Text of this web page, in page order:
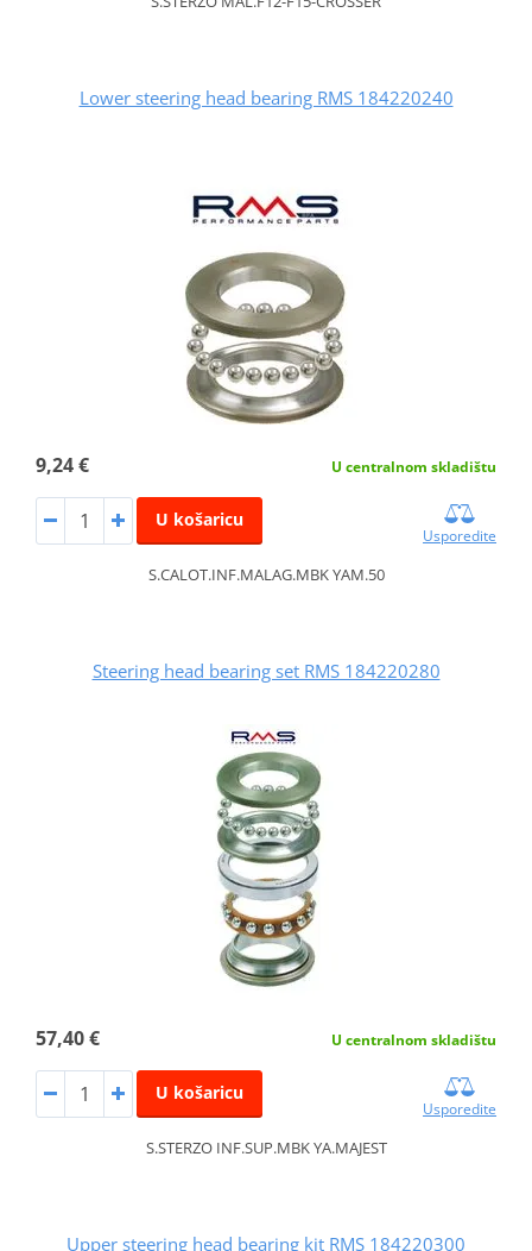
Lower steering head bearing RMS 184220240
9,24 € U centralnom skladištu
U košaricu
Usporedite
S.CALOT.INF.MALAG.MBK YAM.50
Steering head bearing set RMS 184220280
57,40 € U centralnom skladištu
U košaricu
Usporedite
S.STERZO INF.SUP.MBK YA.MAJEST
Upper steering head bearing kit RMS 184220300